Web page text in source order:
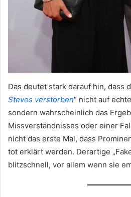
Das deutet stark darauf hin, dass
Steves verstorben“ nicht auf
sondern wahrscheinlich das
Missverständnisses oder einer
nicht das erste Mal, dass
tot erklärt werden. Derartige
blitzschnell, vor allem wenn sie